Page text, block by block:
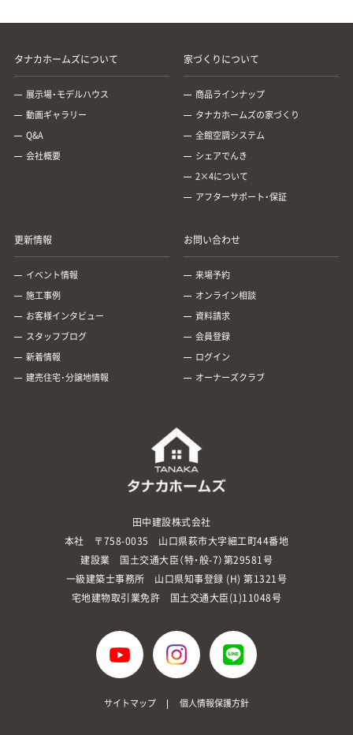
タナカホームズについて
展示場・モデルハウス
動画ギャラリー
Q&A
会社概要
家づくりについて
商品ラインナップ
タナカホームズの家づくり
全館空調システム
シェアでんき
2×4について
アフターサポート・保証
更新情報
イベント情報
施工事例
お客様インタビュー
スタッフブログ
新着情報
建売住宅･分譲地情報
お問い合わせ
来場予約
オンライン相談
資料請求
会員登録
ログイン
オーナーズクラブ
田中建設株式会社
本社 〒758-0035 山口県萩市大字細工町44番地
建設業 国土交通大臣（特・般-7）第29581号
一級建築士事務所 山口県知事登録 (H) 第1321号
宅地建物取引業免許 国土交通大臣(1)11048号
サイトマップ 個人情報保護方針